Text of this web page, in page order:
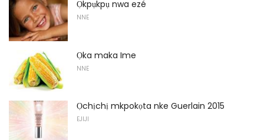
Ọkpụkpụ nwa ezé
NNE
Ọka maka Ime
NNE
Ọchịchị mkpokọta nke Guerlain 2015
EJIJI